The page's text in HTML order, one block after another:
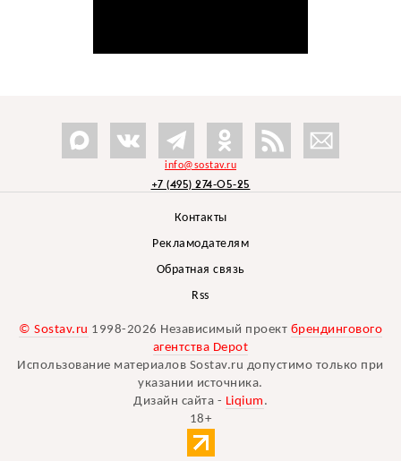
info@sostav.ru
+7 (495) 274-05-25
Контакты
Рекламодателям
Обратная связь
Rss
© Sostav.ru 1998-2026 Независимый проект брендингового
агентства Depot
Использование материалов Sostav.ru допустимо только при
указании источника.
Дизайн сайта - Liqium .
18+